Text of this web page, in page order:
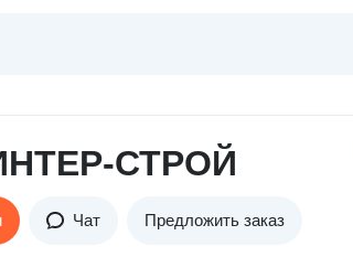
СТРОЙ
Чат Предложить заказ